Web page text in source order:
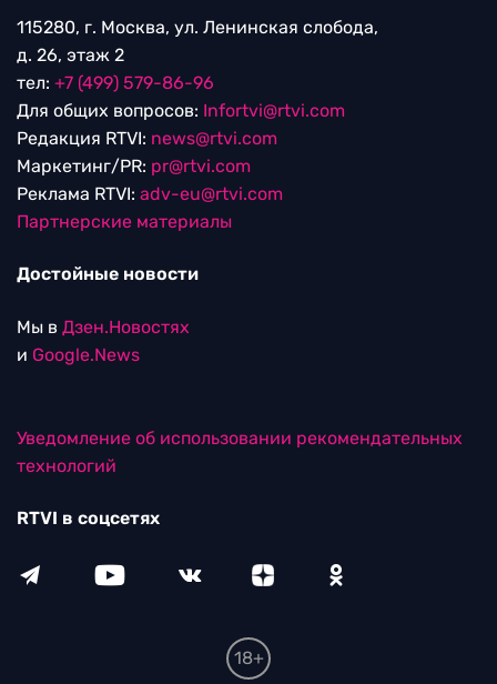
115280, г. Москва, ул. Ленинская слобода,
д. 26, этаж 2
тел: +7 (499) 579-86-96
Для общих вопросов: Infortvi@rtvi.com
Редакция RTVI: news@rtvi.com
Маркетинг/PR: pr@rtvi.com
Реклама RTVI: adv-eu@rtvi.com
Партнерские материалы
Достойные новости
Мы в Дзен.Новостях
и Google.News
Уведомление об использовании рекомендательных
технологий
RTVI в соцсетях
18+